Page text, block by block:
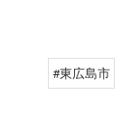
#東広島市